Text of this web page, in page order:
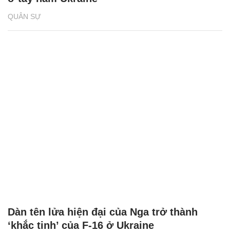
QUÂN SỰ
Dàn tên lửa hiện đại của Nga trở thành
‘khắc tinh’ của F-16 ở Ukraine